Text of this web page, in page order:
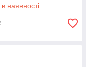
наявності